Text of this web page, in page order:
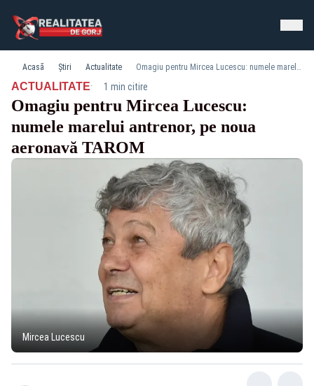
Acasă Știri Actualitate Omagiu pentru Mircea Lucescu: numele marelui antrenor, pe noua aeronavă TAROM
ACTUALITATE· 1 min citire
Omagiu pentru Mircea Lucescu:
numele marelui antrenor, pe noua
aeronavă TAROM
Mircea Lucescu